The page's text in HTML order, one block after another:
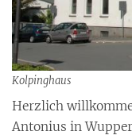
Kolpinghaus
Herzlich
Antonius in